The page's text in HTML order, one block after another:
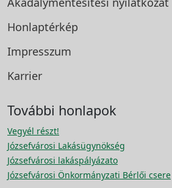
Honlaptérkép
Impresszum
Karrier
További honlapok
Vegyél részt!
Józsefvárosi Lakásügynökség
Józsefvárosi lakáspályázato
Józsefvárosi Önkormányzati Bérlői csere